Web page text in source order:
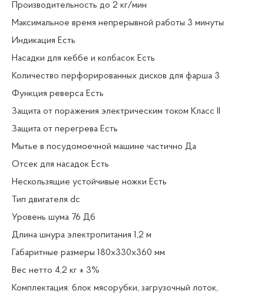
Производительность до 2 кг/мин
Максимальное время непрерывной работы 3 минуты
Индикация Есть
Насадки для кеббе и колбасок Есть
Количество перфорированных дисков для фарша 3
Функция реверса Есть
Защита от поражения электрическим током Класс II
Защита от перегрева Есть
Мытье в посудомоечной машине частично Да
Отсек для насадок Есть
Нескользящие устойчивые ножки Есть
Тип двигателя dc
Уровень шума 76 Дб
Длина шнура электропитания 1,2 м
Габаритные размеры 180х330х360 мм
Вес нетто 4,2 кг ± 3%
Комплектация: блок мясорубки, загрузочный лоток,